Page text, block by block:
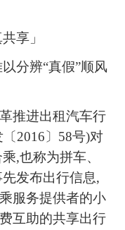
享」
分辨“真假”顺风
推进出租汽车行
2016〕58号)对
,也称为拼车、
发布出行信息,
服务提供者的小
互助的共享出行